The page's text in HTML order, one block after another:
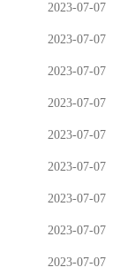
2023-07-07
2023-07-07
2023-07-07
2023-07-07
2023-07-07
2023-07-07
2023-07-07
2023-07-07
2023-07-07